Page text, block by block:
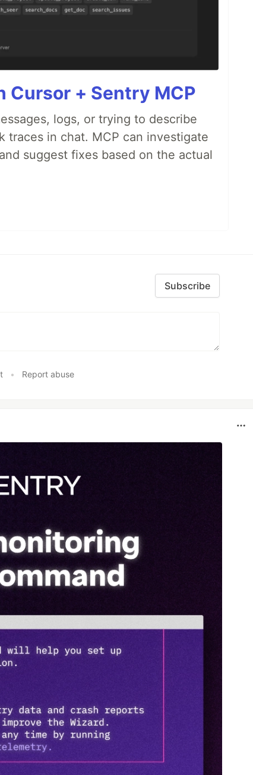
Cursor + Sentry MCP
logs, or trying to describe
traces in chat. MCP can investigate
suggest fixes based on the actual
Subscribe
• Report abuse